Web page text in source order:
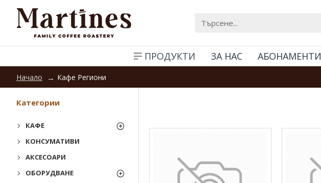
ПРОДУКТИ ЗА НАС АБОНАМЕНТИ
Начало Кафе Региони
Категории
КАФЕ
КОНСУМАТИВИ
АКСЕСОАРИ
ОБОРУДВАНЕ